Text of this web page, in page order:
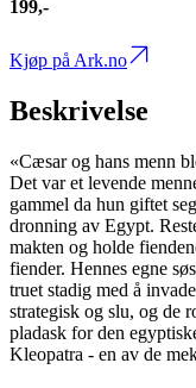
199,-
Kjøp på Ark.no
Beskrivelse
«Cæsar og hans menn
Det var et levende
gammel da hun giftet
dronning av Egypt.
makten og holde
fiender. Hennes egne
truet stadig med å
strategisk og slu, og de
pladask for den
Kleopatra - en av de